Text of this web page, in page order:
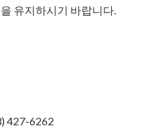
유지하시기 바랍니다.
427-6262